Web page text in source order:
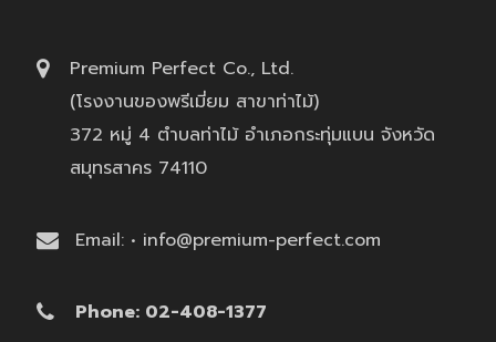
Premium Perfect Co., Ltd.
(โรงงานของพรีเมี่ยม สาขาท่าไม้)
372 หมู่ 4 ตำบลท่าไม้ อำเภอกระทุ่มแบน จังหวัด
สมุทรสาคร 74110
Email: • info@premium-perfect.com
Phone: 02-408-1377